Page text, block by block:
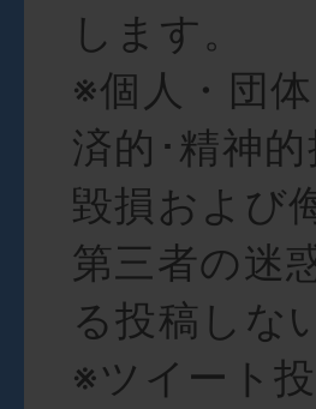
します。
※個人・団
済的･精神
毀損および
第三者の迷
る投稿しな
※ツイート